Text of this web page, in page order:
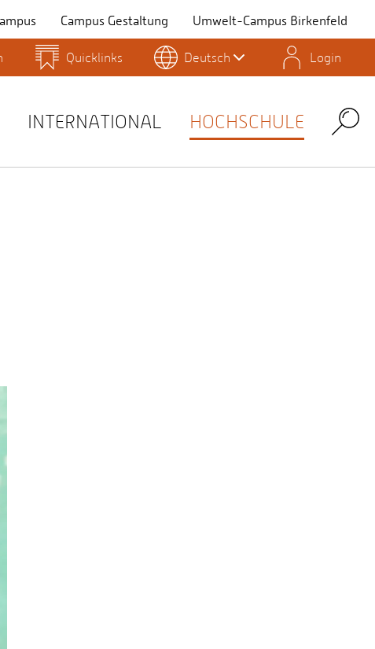
Campus Gestaltung Umwelt-Campus Birkenfeld
Personensuche
Stud.IP
Quicklinks Deutsch Login
INTERNATIONAL HOCHSCHULE Search